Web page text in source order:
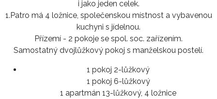
i jako jeden celek.
1.Patro má 4 ložnice, společenskou místnost a vybavenou
kuchyni s jídelnou.
Přízemí - 2 pokoje se spol. soc. zařízením.
Samostatný dvojlůžkový pokoj s manželskou postelí.
1 pokoj 2-lůžkový
1 pokoj 6-lůžkový
1 apartmán 13-lůžkový, 4 ložnice